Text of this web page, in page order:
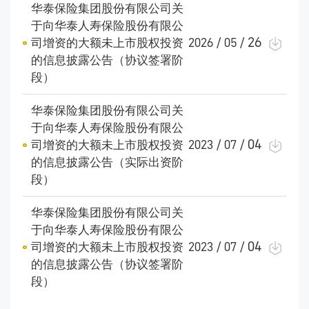
华泰保险集团股份有限公司关
于向华泰人寿保险股份有限公
司增资的大额未上市股权投资
的信息披露公告（协议签署阶
段）
2026 / 05 / 26
华泰保险集团股份有限公司关
于向华泰人寿保险股份有限公
司增资的大额未上市股权投资
的信息披露公告（实际出资阶
段）
2023 / 07 /04
华泰保险集团股份有限公司关
于向华泰人寿保险股份有限公
司增资的大额未上市股权投资
的信息披露公告（协议签署阶
段）
2023 / 07 /04